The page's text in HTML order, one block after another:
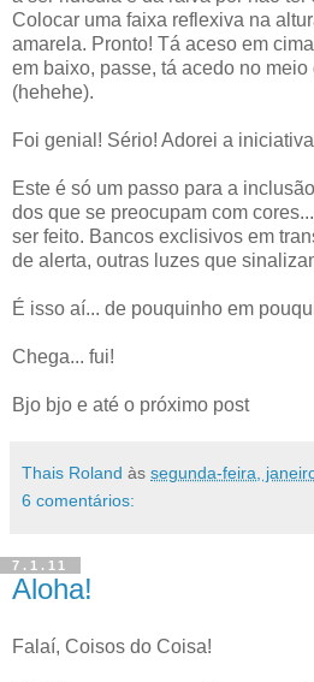
Colocar uma faixa reflexiva na
amarela. Pronto! Tá aceso em
em baixo, passe, tá acedo no
(hehehe).
Foi genial! Sério! Adorei a
Este é só um passo para a
dos que se preocupam com
ser feito. Bancos exclisivos em
de alerta, outras luzes que
É isso aí... de pouquinho em
Chega... fui!
Bjo bjo e até o próximo post
Thais Roland às segunda-feira,
6 comentários:
7.1.11
Aloha!
Falaí, Coisos do Coisa!